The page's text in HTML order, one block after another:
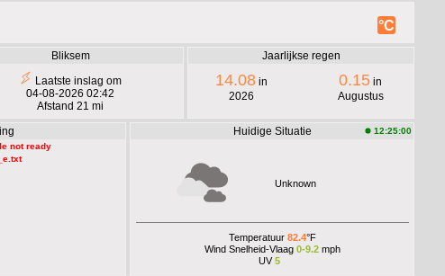
°C
Bliksem
Laatste inslag om
04-08-2026 02:42
Afstand 21 mi
Jaarlijkse regen
14.08 in
2026
0.15 in
Augustus
not ready
Huidige Situatie 12:25:00
Unknown
Temperatuur 82.4°F
Wind Snelheid-Vlaag 0-9.2mph
UV5